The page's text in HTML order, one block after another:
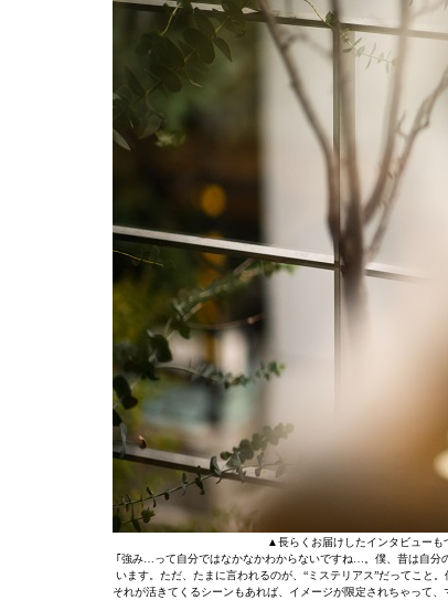
▲長らくお届けしたインタビューも
｢強み…って自分ではなかなかわからないですね…。僕、昔は自分
います。ただ、たまに言われるのが、“ミステリアス”だってこと
それが活きてくるシーンもあれば、イメージが限定されちゃって